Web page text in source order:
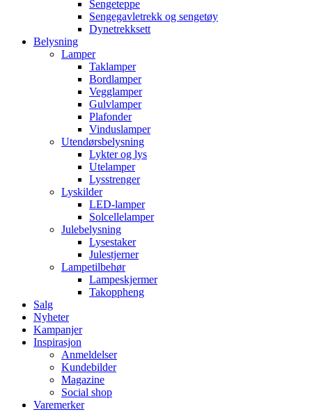
Sengeteppe
Sengegavletrekk og sengetøy
Dynetrekksett
Belysning
Lamper
Taklamper
Bordlamper
Vegglamper
Gulvlamper
Plafonder
Vinduslamper
Utendørsbelysning
Lykter og lys
Utelamper
Lysstrenger
Lyskilder
LED-lamper
Solcellelamper
Julebelysning
Lysestaker
Julestjerner
Lampetilbehør
Lampeskjermer
Takoppheng
Salg
Nyheter
Kampanjer
Inspirasjon
Anmeldelser
Kundebilder
Magazine
Social shop
Varemerker